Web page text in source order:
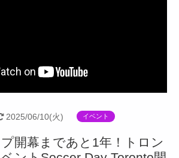
2025/06/10(火) イベント
開幕まであと1年！トロン